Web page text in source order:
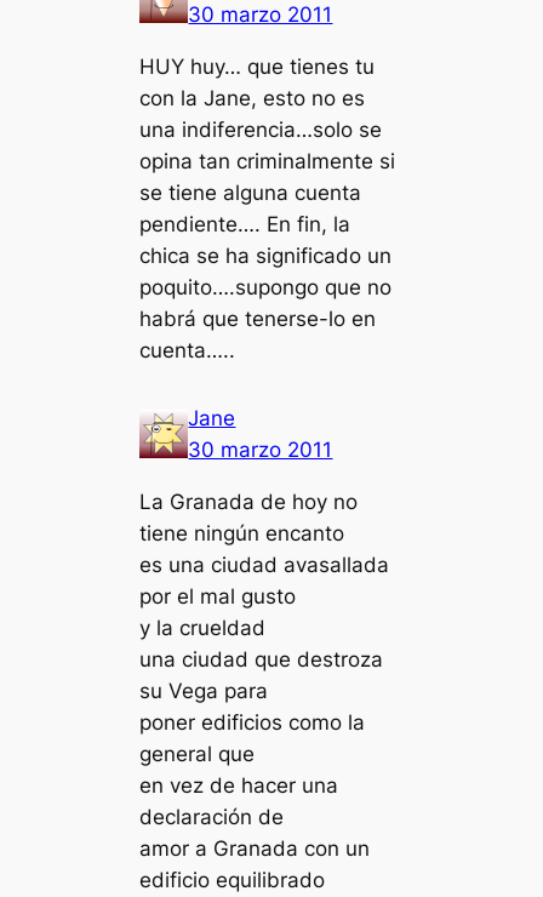
30 marzo 2011
HUY huy… que tienes tu
con la Jane, esto no es
una indiferencia…solo se
opina tan criminalmente si
se tiene alguna cuenta
pendiente…. En fin, la
chica se ha significado un
poquito….supongo que no
habrá que tenerse-lo en
cuenta…..
Jane
30 marzo 2011
La Granada de hoy no
tiene ningún encanto
es una ciudad avasallada
por el mal gusto
y la crueldad
una ciudad que destroza
su Vega para
poner edificios como la
general que
en vez de hacer una
declaración de
amor a Granada con un
edificio equilibrado